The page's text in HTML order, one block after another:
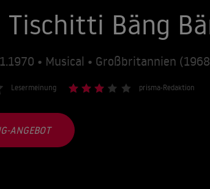
Bäng
• Musical • Großbritannien
Lesermeinung prisma-Redaktion
ANGEBOT